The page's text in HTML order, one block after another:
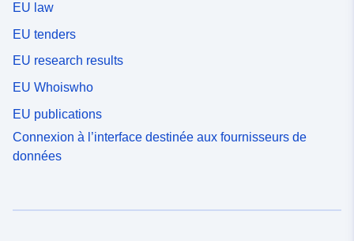
EU law
EU tenders
EU research results
EU Whoiswho
EU publications
Connexion à l’interface destinée aux fournisseurs de
données